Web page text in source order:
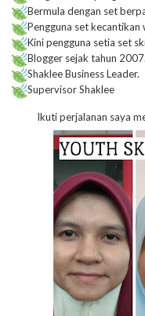
Bermula dengan set
Pengguna set kecantikan
Kini pengguna setia set
Blogger sejak tahun 2007.
Shaklee Business Leader.
Supervisor Shaklee
Ikuti perjalanan saya